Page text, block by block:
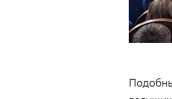
СМИ о нас